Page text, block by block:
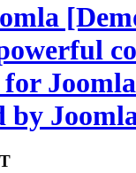
for
by